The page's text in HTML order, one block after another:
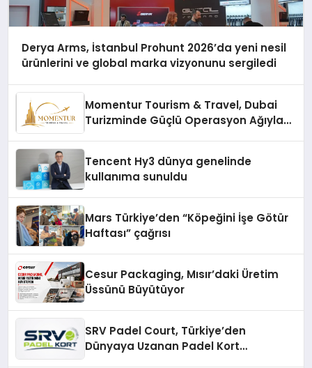
Derya Arms, İstanbul Prohunt 2026’da yeni nesil
ürünlerini ve global marka vizyonunu sergiledi
Momentur Tourism & Travel, Dubai
Turizminde Güçlü Operasyon Ağıyla
Tencent Hy3 dünya genelinde
kullanıma sunuldu
Mars Türkiye’den “Köpeğini İşe Götür
Haftası” çağrısı
Cesur Packaging, Mısır’daki Üretim
Üssünü Büyütüyor
SRV Padel Court, Türkiye’den
Dünyaya Uzanan Padel Kort